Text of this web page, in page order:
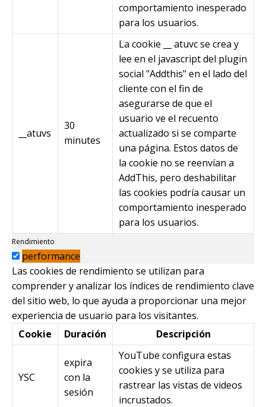
comportamiento inesperado
para los usuarios.
__atuvs
30
minutes
La cookie __ atuvc se crea y
lee en el javascript del plugin
social "Addthis" en el lado del
cliente con el fin de
asegurarse de que el
usuario ve el recuento
actualizado si se comparte
una página. Estos datos de
la cookie no se reenvían a
AddThis, pero deshabilitar
las cookies podría causar un
comportamiento inesperado
para los usuarios.
Rendimiento
performance
Las cookies de rendimiento se utilizan para
comprender y analizar los índices de rendimiento clave
del sitio web, lo que ayuda a proporcionar una mejor
experiencia de usuario para los visitantes.
Cookie
Duración Descripción
YSC
expira
con la
sesión
YouTube configura estas
cookies y se utiliza para
rastrear las vistas de videos
incrustados.